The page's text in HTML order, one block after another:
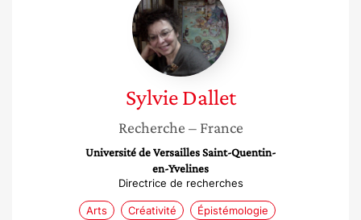
Dallet
Sylvie Dallet
Recherche – France
Université de Versailles Saint-Quentin-
en-Yvelines
Directrice de recherches
Arts Créativité Épistémologie